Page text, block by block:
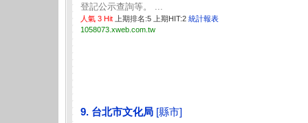
登記公示查詢等。 ...
人氣 3 Hit 上期排名:5 上期HIT:2 統計報表
1058073.xweb.com.tw
9. 台北市文化局 [縣市]